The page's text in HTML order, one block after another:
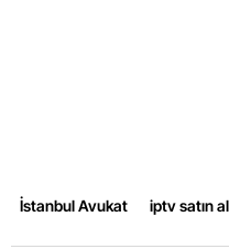
İstanbul Avukat iptv satın al